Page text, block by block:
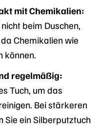
mit Chemikalien:
beim Duschen,
Chemikalien wie
können.
regelmäßig:
Tuch, um das
Bei stärkeren
Sie ein Silberputztuch